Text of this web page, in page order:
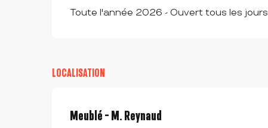
Toute l'année 2026 - Ouvert tous les jours
LOCALISATION
Meublé - M. Reynaud